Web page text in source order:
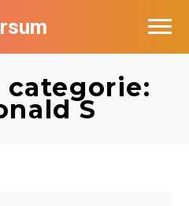
categorie:
S
Hilversum